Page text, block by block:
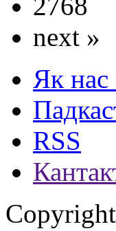
2768
next »
Як нас
RSS